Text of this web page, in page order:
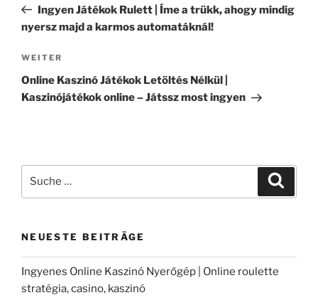
Beitrag
Ingyen Játékok Rulett | Íme a trükk, ahogy mindig
nyersz majd a karmos automatáknál!
Nächster
Beitrag
WEITER
Online Kaszinó Játékok Letöltés Nélkül |
Kaszinójátékok online – Játssz most ingyen
nach:
NEUESTE BEITRÄGE
Ingyenes Online Kaszinó Nyerőgép | Online roulette
stratégia, casino, kaszinó